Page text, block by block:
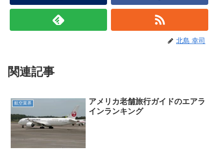
北島 幸司
関連記事
航空業界
アメリカ老舗旅行ガイドのエアラ
インランキング